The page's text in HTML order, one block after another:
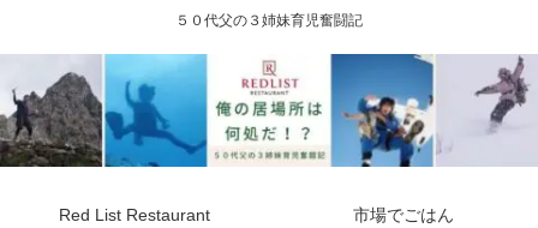
５０代父の３姉妹育児奮闘記
Red List Restaurant 市場でごはん